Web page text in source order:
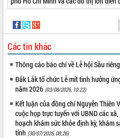
Các tin khác
Thông cáo báo chí về Lễ hội Sầu
Đắk Lắk tổ chức Lễ mít tinh hưởng
năm 2026 (03/08/2026, 10:22)
Kết luận của đồng chí Nguyễn Thiên
cuộc họp trực tuyến với UBND các
hoạch khám sức khỏe định kỳ, khám
tỉnh (30/07/2026, 08:26)